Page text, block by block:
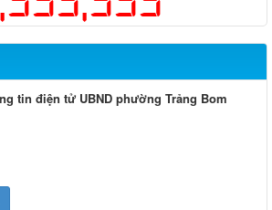
tin điện tử UBND phường Trảng Bom